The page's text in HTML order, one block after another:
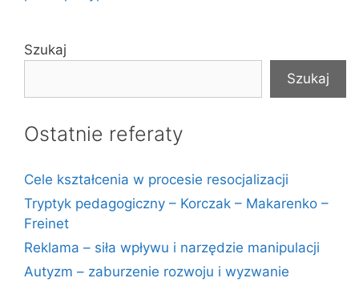
Szukaj
Szukaj
Ostatnie referaty
Cele kształcenia w procesie resocjalizacji
Tryptyk pedagogiczny – Korczak – Makarenko –
Freinet
Reklama – siła wpływu i narzędzie manipulacji
Autyzm – zaburzenie rozwoju i wyzwanie